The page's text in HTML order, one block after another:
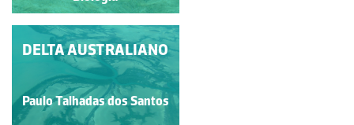
PRADO DE
MONTANHA
Paulo Talhadas dos Santos
DELTA AUSTRALIANO
Paulo Talhadas dos Santos